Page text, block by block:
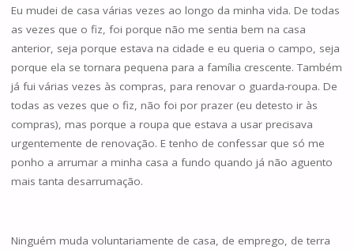
Eu mudei de casa várias vezes ao longo da minha vida. De todas
as vezes que o fiz, foi porque não me sentia bem na casa
anterior, seja porque estava na cidade e eu queria o campo, seja
porque ela se tornara pequena para a família crescente. Também
já fui várias vezes às compras, para renovar o guarda-roupa. De
todas as vezes que o fiz, não foi por prazer (eu detesto ir às
compras), mas porque a roupa que estava a usar precisava
urgentemente de renovação. E tenho de confessar que só me
ponho a arrumar a minha casa a fundo quando já não aguento
mais tanta desarrumação.
Ninguém muda voluntariamente de casa, de emprego, de terra